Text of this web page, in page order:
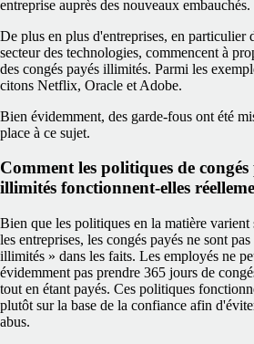
entreprise auprès des nouveaux embauchés.
De plus en plus d'entreprises, en particulier
secteur des technologies, commencent à
des congés payés illimités. Parmi les
citons Netflix, Oracle et Adobe.
Bien évidemment, des garde-fous ont été
place à ce sujet.
Comment les politiques de congés
illimités fonctionnent-elles
Bien que les politiques en la matière varient
les entreprises, les congés payés ne sont pas
illimités » dans les faits. Les employés ne
évidemment pas prendre 365 jours de
tout en étant payés. Ces politiques
plutôt sur la base de la confiance afin
abus.